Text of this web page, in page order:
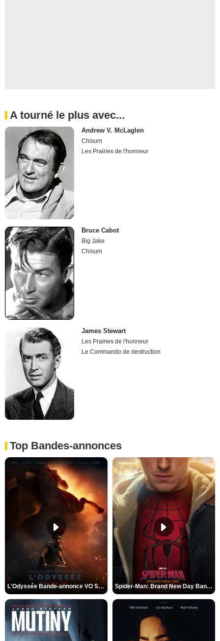
A tourné le plus avec...
Andrew V. McLaglen
Chisum
Les Prairies de l'honneur
Bruce Cabot
Big Jake
Chisum
James Stewart
Les Prairies de l'honneur
Le Commando de destruction
Top Bandes-annonces
L'Odyssée Bande-annonce VO STFR Spider-Man: Brand New Day Bande-annonce VO STFR